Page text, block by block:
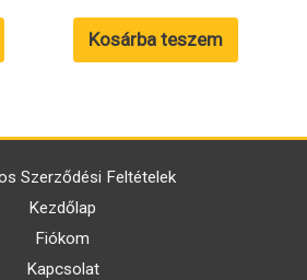
Kosárba teszem
Szerződési Feltételek
Kezdőlap
Fiókom
Kapcsolat